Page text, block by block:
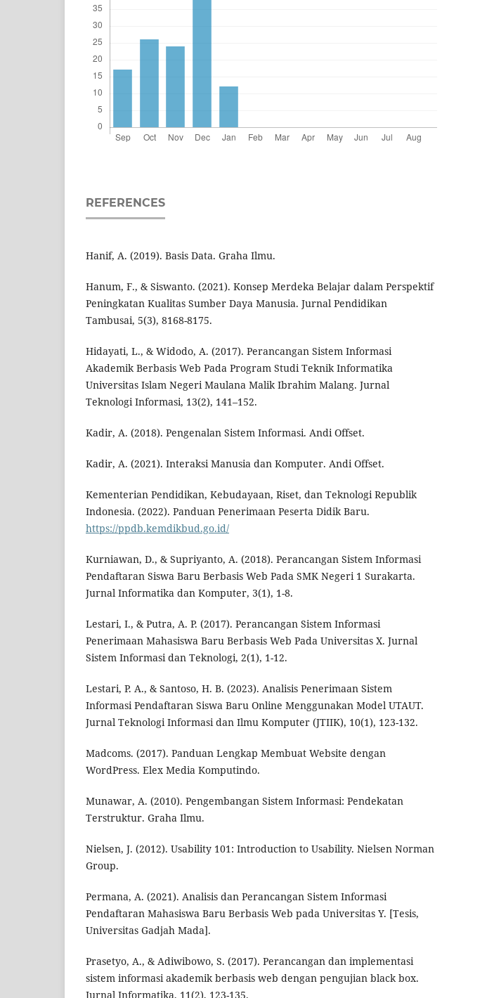
REFERENCES
Hanif, A. (2019). Basis Data. Graha Ilmu.
Hanum, F., & Siswanto. (2021). Konsep Merdeka Belajar dalam Perspektif
Peningkatan Kualitas Sumber Daya Manusia. Jurnal Pendidikan
Tambusai, 5(3), 8168-8175.
Hidayati, L., & Widodo, A. (2017). Perancangan Sistem Informasi
Akademik Berbasis Web Pada Program Studi Teknik Informatika
Universitas Islam Negeri Maulana Malik Ibrahim Malang. Jurnal
Teknologi Informasi, 13(2), 141–152.
Kadir, A. (2018). Pengenalan Sistem Informasi. Andi Offset.
Kadir, A. (2021). Interaksi Manusia dan Komputer. Andi Offset.
Kementerian Pendidikan, Kebudayaan, Riset, dan Teknologi Republik
Indonesia. (2022). Panduan Penerimaan Peserta Didik Baru.
https://ppdb.kemdikbud.go.id/
Kurniawan, D., & Supriyanto, A. (2018). Perancangan Sistem Informasi
Pendaftaran Siswa Baru Berbasis Web Pada SMK Negeri 1 Surakarta.
Jurnal Informatika dan Komputer, 3(1), 1-8.
Lestari, I., & Putra, A. P. (2017). Perancangan Sistem Informasi
Penerimaan Mahasiswa Baru Berbasis Web Pada Universitas X. Jurnal
Sistem Informasi dan Teknologi, 2(1), 1-12.
Lestari, P. A., & Santoso, H. B. (2023). Analisis Penerimaan Sistem
Informasi Pendaftaran Siswa Baru Online Menggunakan Model UTAUT.
Jurnal Teknologi Informasi dan Ilmu Komputer (JTIIK), 10(1), 123-132.
Madcoms. (2017). Panduan Lengkap Membuat Website dengan
WordPress. Elex Media Komputindo.
Munawar, A. (2010). Pengembangan Sistem Informasi: Pendekatan
Terstruktur. Graha Ilmu.
Nielsen, J. (2012). Usability 101: Introduction to Usability. Nielsen Norman
Group.
Permana, A. (2021). Analisis dan Perancangan Sistem Informasi
Pendaftaran Mahasiswa Baru Berbasis Web pada Universitas Y. [Tesis,
Universitas Gadjah Mada].
Prasetyo, A., & Adiwibowo, S. (2017). Perancangan dan implementasi
sistem informasi akademik berbasis web dengan pengujian black box.
Jurnal Informatika, 11(2), 123-135.